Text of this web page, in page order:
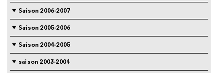
Saison 2006-2007
Saison 2005-2006
Saison 2004-2005
saison 2003-2004